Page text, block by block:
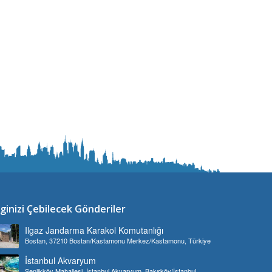
Çebilecek Gönderiler
Ilgaz Jandarma Karakol Komutanlığı
Bostan, 37210 Bostan/Kastamonu Merkez/Kastamonu, Türkiye
İstanbul Akvaryum